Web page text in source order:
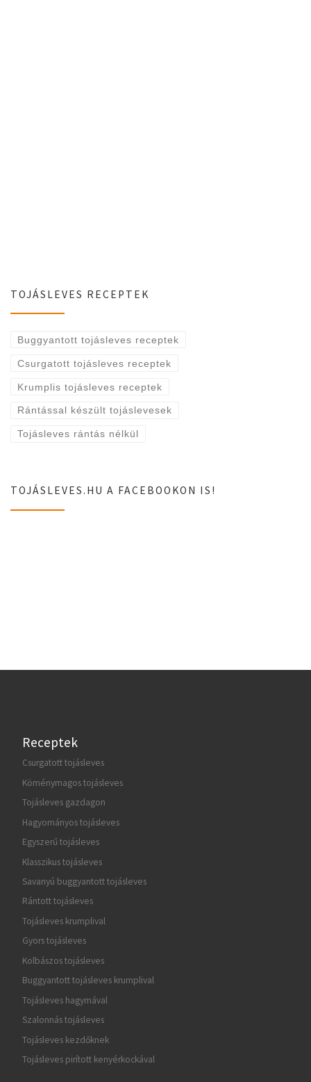
TOJÁSLEVES RECEPTEK
Buggyantott tojásleves receptek
Csurgatott tojásleves receptek
Krumplis tojásleves receptek
Rántással készült tojáslevesek
Tojásleves rántás nélkül
TOJÁSLEVES.HU A FACEBOOKON IS!
Receptek
Csurgatott tojásleves
Köménymagos tojásleves
Tojásleves gazdagon
Hagyományos tojásleves
Egyszerű tojásleves
Klasszikus tojásleves
Savanyú buggyantott tojásleves
Rántott tojásleves
Tojásleves krumplival
Gyors tojásleves
Kolbászos tojásleves
Buggyantott tojásleves krumplival
Tojásleves hagymával
Szalonnás tojásleves
Tojásleves kezdőknek
Tojásleves pirított kenyérkockával